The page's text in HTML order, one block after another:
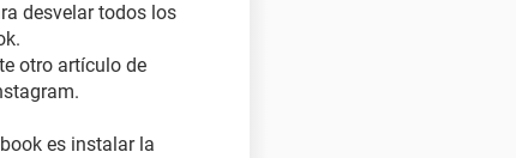
desvelar todos los
otro artículo de
es instalar la